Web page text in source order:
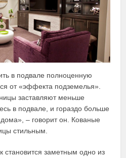
в подвале полноценную
от «эффекта подземелья».
заставляют меньше
в подвале, и гораздо больше
– говорит он. Кованые
стильным.
становится заметным одно из